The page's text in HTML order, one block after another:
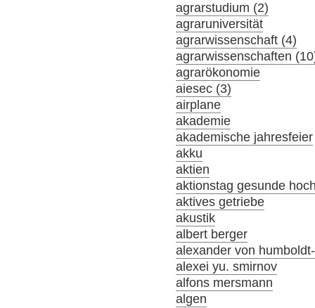
agrarstudium (2)
agraruniversität
agrarwissenschaft (4)
agrarwissenschaften
agrarökonomie
aiesec (3)
airplane
akademie
akademische jahresfeier
akku
aktien
aktionstag gesunde
aktives getriebe
akustik
albert berger
alexander von
alexei yu. smirnov
alfons mersmann
algen